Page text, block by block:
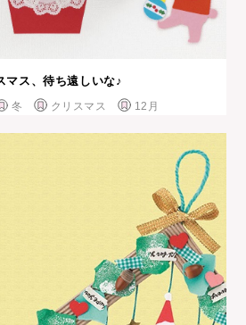
マス、待ち遠しいな♪
冬 クリスマス 12月